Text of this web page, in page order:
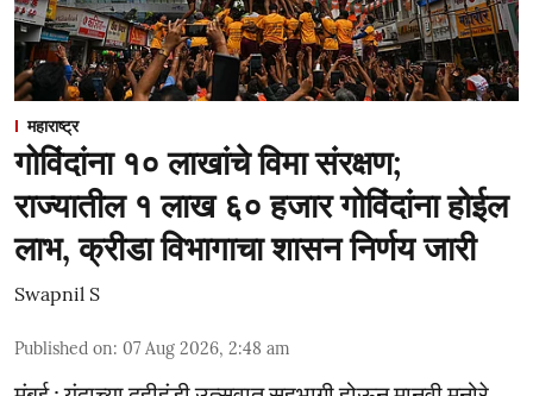
महाराष्ट्र
गोविंदांना १० लाखांचे विमा संरक्षण;
राज्यातील १ लाख ६० हजार गोविंदांना होईल
लाभ, क्रीडा विभागाचा शासन निर्णय जारी
Swapnil S
Published on: 07 Aug 2026, 2:48 am